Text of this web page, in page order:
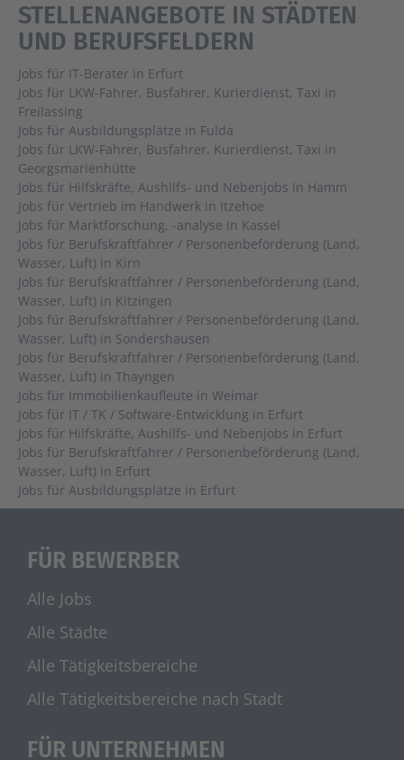
STELLENANGEBOTE IN STÄDTEN
UND BERUFSFELDERN
Jobs für IT-Berater in Erfurt
Jobs für LKW-Fahrer, Busfahrer, Kurierdienst, Taxi in
Freilassing
Jobs für Ausbildungsplätze in Fulda
Jobs für LKW-Fahrer, Busfahrer, Kurierdienst, Taxi in
Georgsmarienhütte
Jobs für Hilfskräfte, Aushilfs- und Nebenjobs in Hamm
Jobs für Vertrieb im Handwerk in Itzehoe
Jobs für Marktforschung, -analyse in Kassel
Jobs für Berufskraftfahrer / Personenbeförderung (Land,
Wasser, Luft) in Kirn
Jobs für Berufskraftfahrer / Personenbeförderung (Land,
Wasser, Luft) in Kitzingen
Jobs für Berufskraftfahrer / Personenbeförderung (Land,
Wasser, Luft) in Sondershausen
Jobs für Berufskraftfahrer / Personenbeförderung (Land,
Wasser, Luft) in Thayngen
Jobs für Immobilienkaufleute in Weimar
Jobs für IT / TK / Software-Entwicklung in Erfurt
Jobs für Hilfskräfte, Aushilfs- und Nebenjobs in Erfurt
Jobs für Berufskraftfahrer / Personenbeförderung (Land,
Wasser, Luft) in Erfurt
Jobs für Ausbildungsplätze in Erfurt
FÜR BEWERBER
Alle Jobs
Alle Städte
Alle Tätigkeitsbereiche
Alle Tätigkeitsbereiche nach Stadt
FÜR UNTERNEHMEN